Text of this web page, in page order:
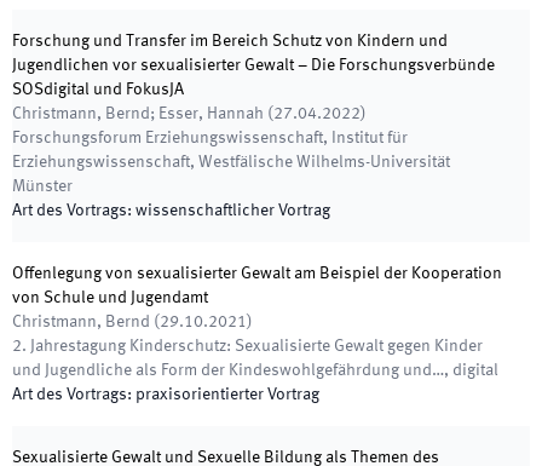
Forschung und Transfer im Bereich Schutz von Kindern und
Jugendlichen vor sexualisierter Gewalt – Die Forschungsverbünde
SOSdigital und FokusJA
Christmann, Bernd; Esser, Hannah ( 27.04.2022)
Forschungsforum Erziehungswissenschaft,
Institut für
Erziehungswissenschaft, Westfälische Wilhelms-Universität
Münster
Art des Vortrags: wissenschaftlicher Vortrag
Offenlegung von sexualisierter Gewalt am Beispiel der Kooperation
von Schule und Jugendamt
Christmann, Bernd ( 29.10.2021)
2. Jahrestagung Kinderschutz: Sexualisierte Gewalt gegen Kinder
und Jugendliche als Form der Kindeswohlgefährdung und…, digital
Art des Vortrags: praxisorientierter Vortrag
Sexualisierte Gewalt und Sexuelle Bildung als Themen des